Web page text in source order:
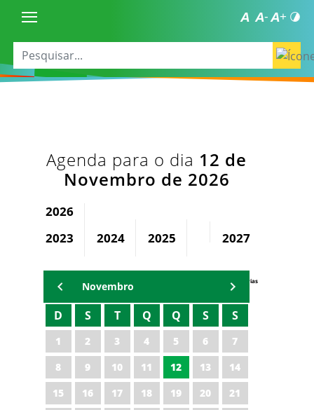
Agenda para o dia 12 de
Novembro de 2026
2026
2023
2024 2025 2027
Agenda Secretárias
Novembro
D S T Q Q S S
1 2 3 4 5 6
7
8
9 10 11 12 13
14
15
16 17 18 19 20
21